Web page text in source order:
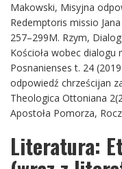
Makowski, Misyjna
Redemptoris missio
257–299M. Rzym,
Kościoła wobec dialogu
Posnanienses t. 24
odpowiedź chrześcijan
Theologica Ottoniana
Apostoła Pomorza,
Literatura: